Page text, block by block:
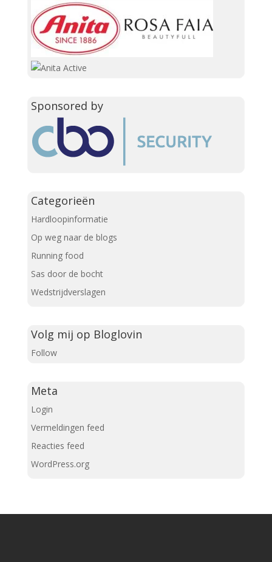
Sponsored by
Categorieën
Hardloopinformatie
Op weg naar de blogs
Running food
Sas door de bocht
Wedstrijdverslagen
Volg mij op Bloglovin
Follow
Meta
Login
Vermeldingen feed
Reacties feed
WordPress.org